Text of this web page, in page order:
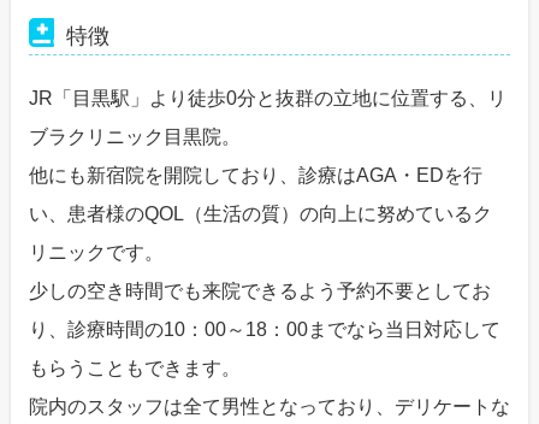
特徴
JR「目黒駅」より徒歩0分と抜群の立地に位置する、リ
ブラクリニック目黒院。
他にも新宿院を開院しており、診療はAGA・EDを行
い、患者様のQOL（生活の質）の向上に努めているク
リニックです。
少しの空き時間でも来院できるよう予約不要としてお
り、診療時間の10：00～18：00までなら当日対応して
もらうこともできます。
院内のスタッフは全て男性となっており、デリケートな